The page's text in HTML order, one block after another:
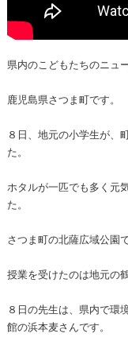
県内のこどもたちのニュ
鹿児島県さつま町です。
８日、地元の小学生が、
た。
ホタルが一匹でも多く元
た。
さつま町の北薩広域公園で
授業を受けたのは地元の
８日の先生は、県内で環
館の浜本麦さんです。